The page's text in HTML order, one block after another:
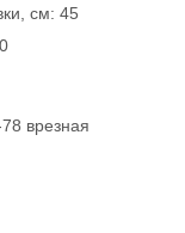
см: 45
врезная